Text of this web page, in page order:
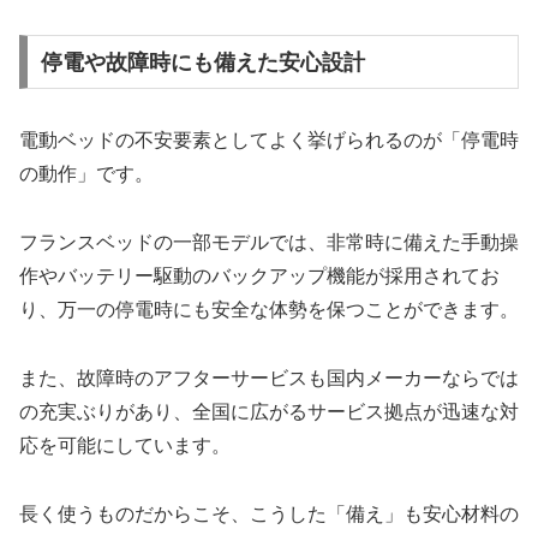
停電や故障時にも備えた安心設計
電動ベッドの不安要素としてよく挙げられるのが「停電時
の動作」です。
フランスベッドの一部モデルでは、非常時に備えた手動操
作やバッテリー駆動のバックアップ機能が採用されてお
り、万一の停電時にも安全な体勢を保つことができます。
また、故障時のアフターサービスも国内メーカーならでは
の充実ぶりがあり、全国に広がるサービス拠点が迅速な対
応を可能にしています。
長く使うものだからこそ、こうした「備え」も安心材料の